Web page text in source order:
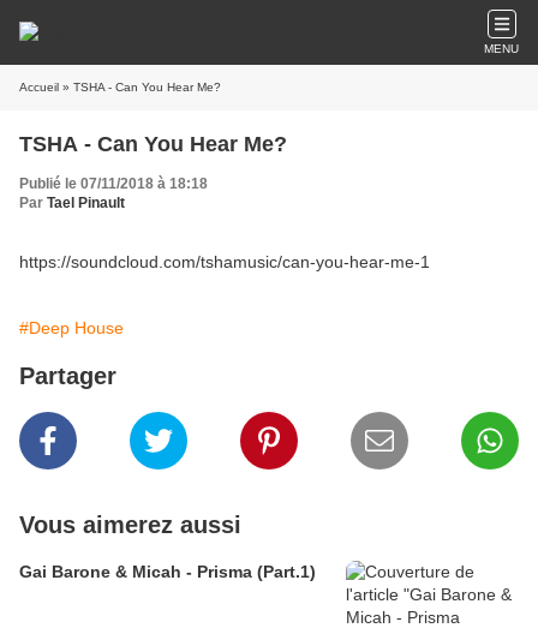
MENU
Accueil » TSHA - Can You Hear Me?
TSHA - Can You Hear Me?
Publié le 07/11/2018 à 18:18
Par Tael Pinault
https://soundcloud.com/tshamusic/can-you-hear-me-1
#Deep House
Partager
Vous aimerez aussi
Gai Barone & Micah - Prisma (Part.1)